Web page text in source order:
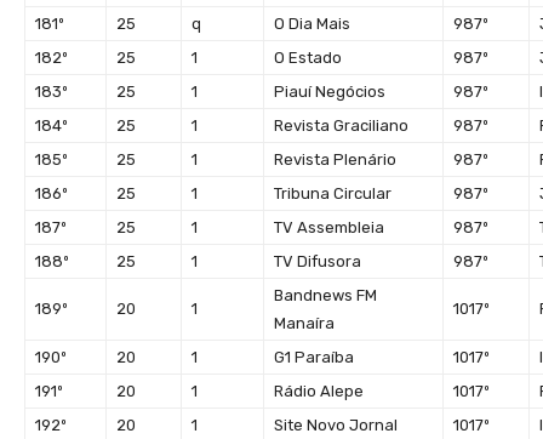
181º 25 q O Dia Mais 987º
182º
25 1 O Estado 987º
183º
25 1 Piauí Negócios 987º
184º
25 1 Revista Graciliano 987º
185º
25 1 Revista Plenário 987º
186º
25 1 Tribuna Circular 987º
187º
25 1 TV Assembleia 987º
188º
25 1 TV Difusora 987º
189º 20 1
Bandnews FM
Manaíra
1017º
190º 20 1 G1 Paraíba 1017º
191º
20 1 Rádio Alepe 1017º
192º
20 1 Site Novo Jornal 1017º